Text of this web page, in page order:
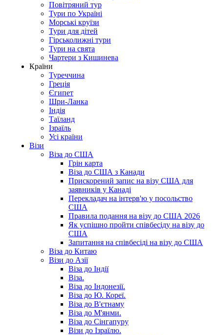
Повітряний тур
Тури по Україні
Морські круїзи
Тури для дітей
Гірськолижні тури
Тури на свята
Чартери з Кишинева
Країни
Туреччина
Греція
Єгипет
Шри-Ланка
Індія
Таїланд
Ізраїль
Усі країни
Візи
Віза до США
Грін карта
Віза до США з Канади
Прискорений запис на візу США для
заявників у Канаді
Перекладач на інтерв'ю у посольство
США
Правила подання на візу до США 2026
Як успішно пройти співбесіду на візу до
США
Запитання на співбесіді на візу до США
Віза до Китаю
Візи до Азії
Віза до Індії
Віза.
Віза до Індонезії.
Віза до Ю. Кореї.
Віза до В'єтнаму
Віза до М'янми.
Віза до Сінгапуру
Візи до Ізраїлю.